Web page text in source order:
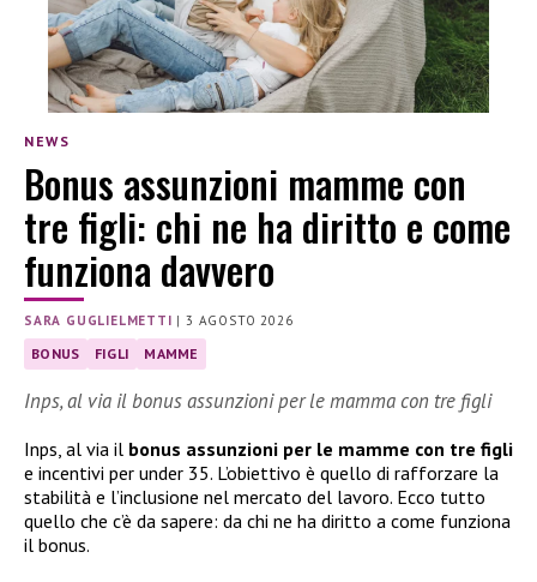
NEWS
Bonus assunzioni mamme con
tre figli: chi ne ha diritto e come
funziona davvero
SARA GUGLIELMETTI |3 AGOSTO 2026
BONUS FIGLI MAMME
Inps, al via il bonus assunzioni per le mamma con tre figli
Inps, al via il bonus assunzioni per le mamme con tre figli
e incentivi per under 35. L’obiettivo è quello di rafforzare la
stabilità e l’inclusione nel mercato del lavoro. Ecco tutto
quello che c’è da sapere: da chi ne ha diritto a come funziona
il bonus.